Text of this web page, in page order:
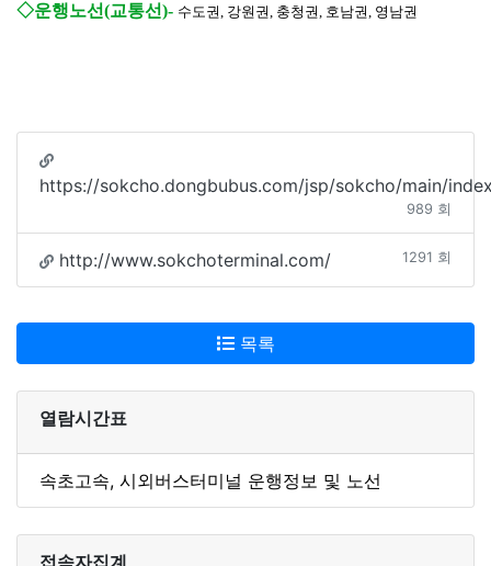
◇운행노선(교통선)- 수도권, 강원권, 충청권, 호남권, 영남권
https://sokcho.dongbubus.com/jsp/sokcho/main/
989 회
http://www.sokchoterminal.com/ 1291 회
목록
열람시간표
속초고속, 시외버스터미널 운행정보 및 노선
접속자집계